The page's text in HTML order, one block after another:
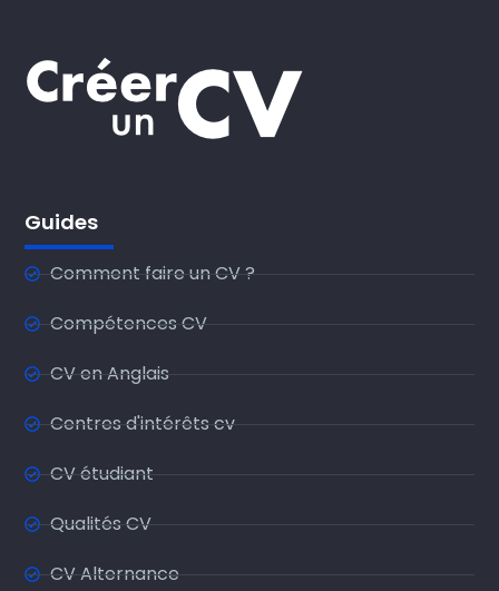
Guides
Comment faire un CV ?
Compétences CV
CV en Anglais
Centres d'intérêts cv
CV étudiant
Qualités CV
CV Alternance